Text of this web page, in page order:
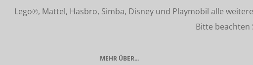
Lego℗, Mattel, Hasbro, Simba, Disney und Playmobil alle
Bitte beachten
MEHR ÜBER...